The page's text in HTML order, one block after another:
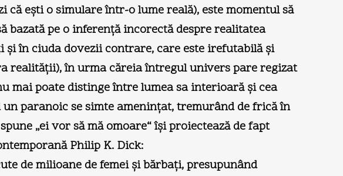
eşti o simulare într-o lume reală), este momentul să
bazată pe o inferenţă incorectă despre realitatea
în ciuda dovezii contrare, care este irefutabilă şi
realităţii), în urma căreia întregul univers pare regizat
mai poate distinge între lumea sa interioară şi cea
paranoic se simte ameninţat, tremurând de frică în
„ei vor să mă omoare“ îşi proiectează de fapt
Philip K. Dick:
de milioane de femei şi bărbaţi, presupunând